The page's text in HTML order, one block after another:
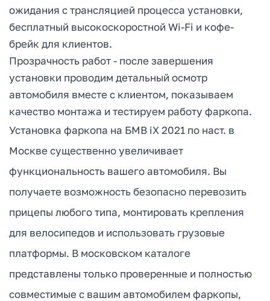
ожидания с трансляцией процесса установки,
бесплатный высокоскоростной Wi-Fi и кофе-
брейк для клиентов.
Прозрачность работ - после завершения
установки проводим детальный осмотр
автомобиля вместе с клиентом, показываем
качество монтажа и тестируем работу фаркопа.
Установка фаркопа на БМВ iX 2021 по наст. в
Москве существенно увеличивает
функциональность вашего автомобиля. Вы
получаете возможность безопасно перевозить
прицепы любого типа, монтировать крепления
для велосипедов и использовать грузовые
платформы. В московском каталоге
представлены только проверенные и полностью
совместимые с вашим автомобилем фаркопы,